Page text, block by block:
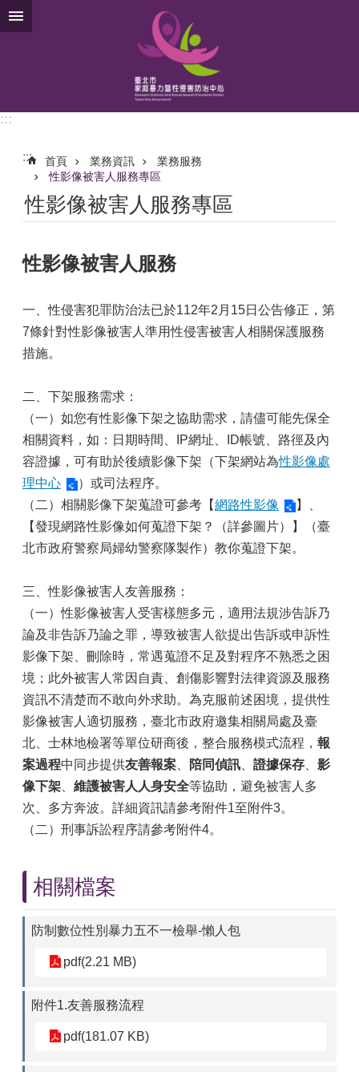
跳到主要內容區塊
:::
::: 首頁 業務資訊
業務服務
性影像被害人服務專區
性影像被害人服務專區
性影像被害人服務
一、性侵害犯罪防治法已於112年2月15日公告修正，第
7條針對性影像被害人準用性侵害被害人相關保護服務
措施。
二、下架服務需求：
（一）如您有性影像下架之協助需求，請儘可能先保全
相關資料，如：日期時間、IP網址、ID帳號、路徑及內
容證據，可有助於後續影像下架（下架網站為性影像處
理中心
）或司法程序。
（二）相關影像下架蒐證可參考【網路性影像
】、
【發現網路性影像如何蒐證下架？（詳參圖片）】（臺
北市政府警察局婦幼警察隊製作）教你蒐證下架。
三、性影像被害人友善服務：
（一）性影像被害人受害樣態多元，適用法規涉告訴乃
論及非告訴乃論之罪，導致被害人欲提出告訴或申訴性
影像下架、刪除時，常遇蒐證不足及對程序不熟悉之困
境；此外被害人常因自責、創傷影響對法律資源及服務
資訊不清楚而不敢向外求助。為克服前述困境，提供性
影像被害人適切服務，臺北市政府邀集相關局處及臺
北、士林地檢署等單位研商後，整合服務模式流程， 報
案過程中同步提供友善報案 陪同偵訊 證據保存
影
像下架
維護被害人人身安全等協助，避免被害人多
次、多方奔波。詳細資訊請參考附件1至附件3。
（二）刑事訴訟程序請參考附件4。
相關檔案
防制數位性別暴力五不一檢舉-懶人包
pdf(2.21 MB)
附件1.友善服務流程
pdf(181.07 KB)